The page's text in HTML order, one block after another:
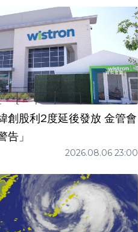
創股利2度延後發放 金管會
告」
2026.08.06 23:00